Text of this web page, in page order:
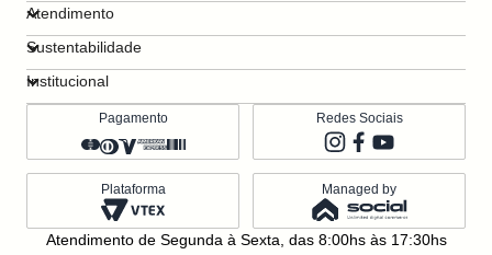
Atendimento
Sustentabilidade
Institucional
Pagamento Redes Sociais
Plataforma Managed by
Atendimento de Segunda à Sexta, das 8:00hs às 17:30hs